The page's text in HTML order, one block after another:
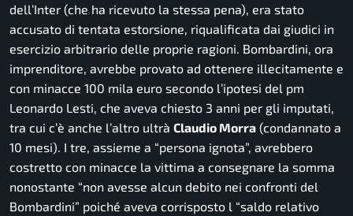
dell’Inter (che ha ricevuto la stessa pena), era stato
accusato di tentata estorsione, riqualificata dai giudici in
esercizio arbitrario delle proprie ragioni. Bombardini, ora
imprenditore, avrebbe provato ad ottenere illecitamente e
con minacce 100 mila euro secondo l’ipotesi del pm
Leonardo Lesti, che aveva chiesto 3 anni per gli imputati,
tra cui c’è anche l’altro ultrà Claudio Morra (condannato a
10 mesi). I tre, assieme a “persona ignota”, avrebbero
costretto con minacce la vittima a consegnare la somma
nonostante “non avesse alcun debito nei confronti del
Bombardini” poiché aveva corrisposto l “saldo relativo